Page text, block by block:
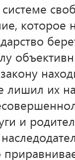
которое
их
и